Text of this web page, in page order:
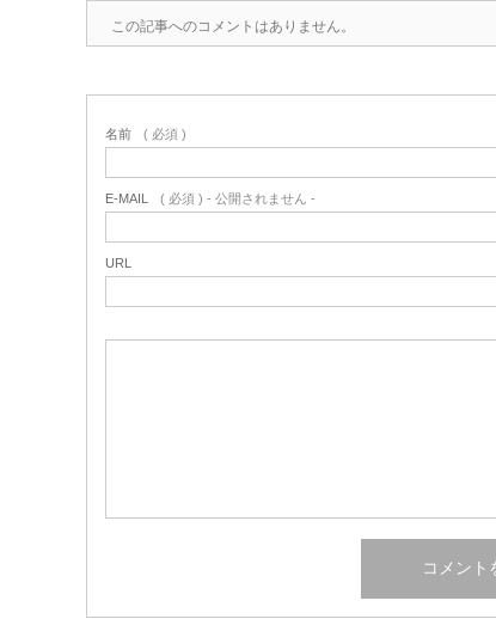
この記事へのコメントはありません。
名前 ( 必須 )
E-MAIL ( 必須 ) - 公開されません -
URL